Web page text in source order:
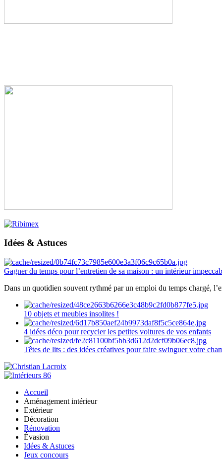
Idées & Astuces
Gagner du temps pour l’entretien de sa maison : un intérieur
Dans un quotidien souvent rythmé par un emploi du temps chargé,
10 objets et meubles insolites !
4 idées déco pour recycler les petites voitures de vos enfants
Têtes de lits : des idées créatives pour faire swinguer votre
Accueil
Aménagement intérieur
Extérieur
Décoration
Rénovation
Évasion
Idées & Astuces
Jeux concours